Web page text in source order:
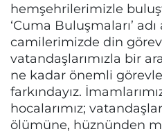
hemşehrilerimizle
‘Cuma Buluşmaları’
camilerimizde din
vatandaşlarımızla bir
ne kadar önemli
farkındayız.
hocalarımız;
ölümüne, hüznünden